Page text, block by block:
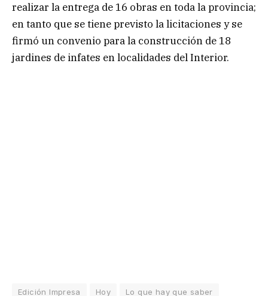
realizar la entrega de 16 obras en toda la provincia;
en tanto que se tiene previsto la licitaciones y se
firmó un convenio para la construcción de 18
jardines de infates en localidades del Interior.
Edición Impresa Hoy Lo que hay que saber